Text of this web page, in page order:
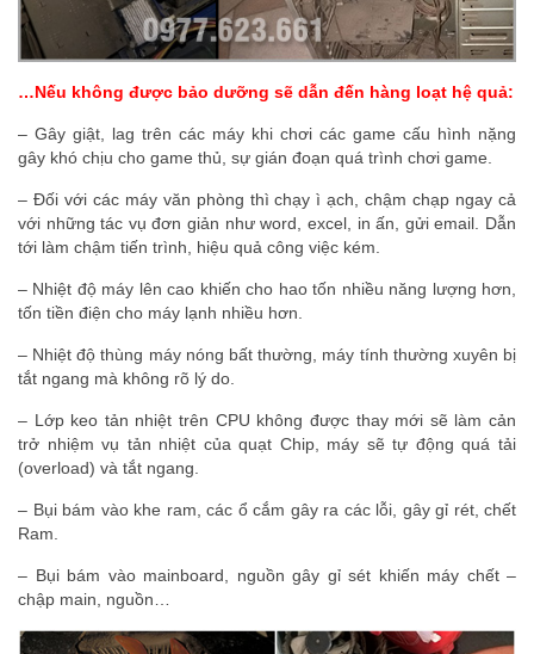
…Nếu không được bảo dưỡng sẽ dẫn đến hàng loạt hệ quả:
– Gây giật, lag trên các máy khi chơi các game cấu hình nặng
gây khó chịu cho game thủ, sự gián đoạn quá trình chơi game.
– Đối với các máy văn phòng thì chạy ì ạch, chậm chạp ngay cả
với những tác vụ đơn giản như word, excel, in ấn, gửi email. Dẫn
tới làm chậm tiến trình, hiệu quả công việc kém.
– Nhiệt độ máy lên cao khiến cho hao tốn nhiều năng lượng hơn,
tốn tiền điện cho máy lạnh nhiều hơn.
– Nhiệt độ thùng máy nóng bất thường, máy tính thường xuyên bị
tắt ngang mà không rõ lý do.
– Lớp keo tản nhiệt trên CPU không được thay mới sẽ làm cản
trở nhiệm vụ tản nhiệt của quạt Chip, máy sẽ tự động quá tải
(overload) và tắt ngang.
– Bụi bám vào khe ram, các ổ cắm gây ra các lỗi, gây gỉ rét, chết
Ram.
– Bụi bám vào mainboard, nguồn gây gỉ sét khiến máy chết –
chập main, nguồn…